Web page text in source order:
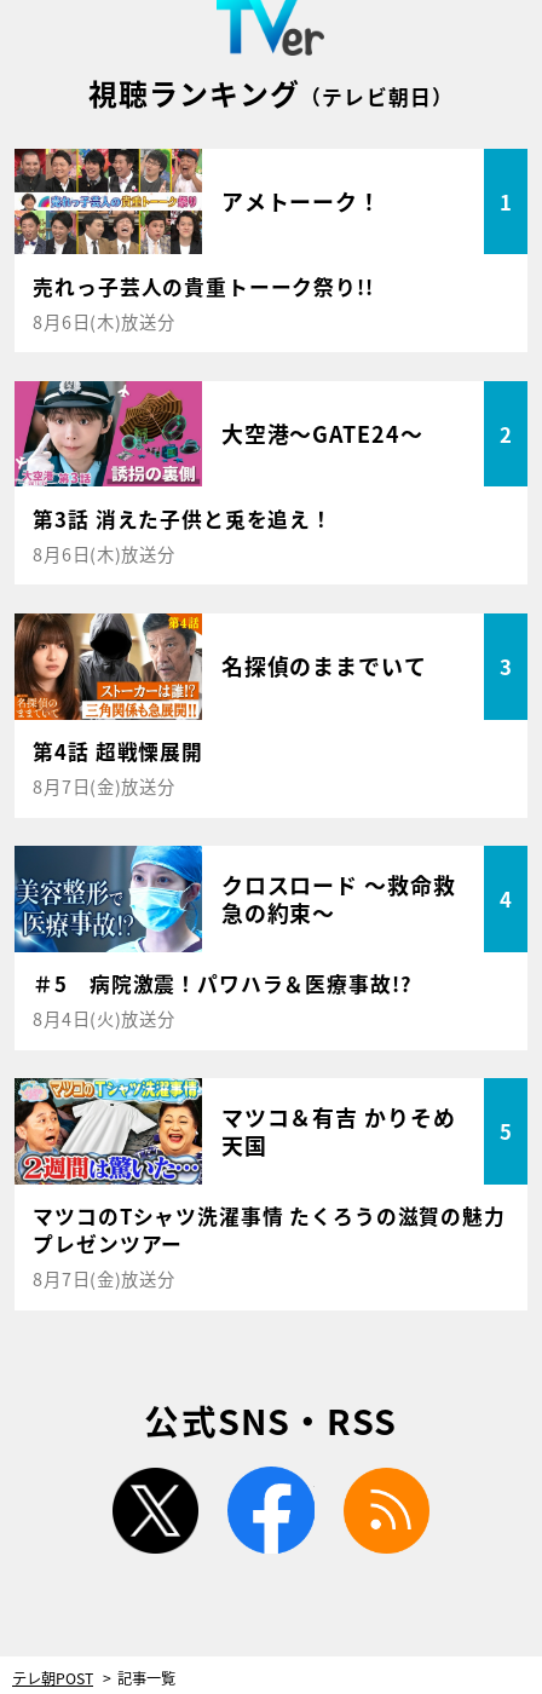
視聴ランキング （テレビ朝日）
アメトーーク！ 1
売れっ子芸人の貴重トーーク祭り!!
8月6日(木)放送分
大空港～GATE24～ 2
第3話 消えた子供と兎を追え！
8月6日(木)放送分
名探偵のままでいて 3
第4話 超戦慄展開
8月7日(金)放送分
クロスロード ～救命救
急の約束～
4
＃5 病院激震！パワハラ＆医療事故!?
8月4日(火)放送分
マツコ＆有吉 かりそめ
天国
5
マツコのTシャツ洗濯事情 たくろうの滋賀の魅力
プレゼンツアー
8月7日(金)放送分
公式SNS・RSS
twitter facebook
テレ朝POST 記事一覧